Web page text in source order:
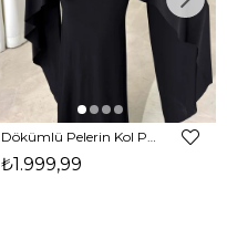
₺1.999,99